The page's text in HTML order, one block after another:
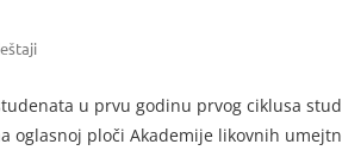
u prvu godinu prvog ciklusa
oglasnoj ploči Akademije likovnih